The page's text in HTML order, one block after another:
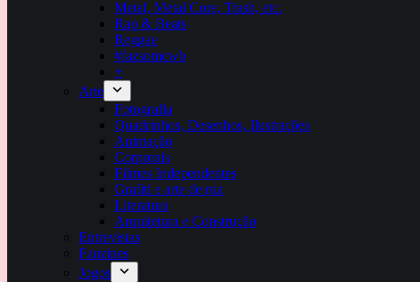
Metal, Metal Core, Trash, etc.
Rap & Beats
Reggae
#fazsomcwb
+
Arte
Fotografia
Quadrinhos, Desenhos, Ilustrações
Animação
Corporais
Filmes Independentes
Grafiti e arte de rua
Literatura
Arquitetura e Construção
Entrevistas
Fanzines
Jogos